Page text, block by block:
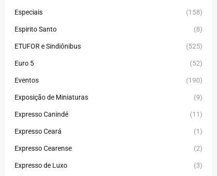
Especiais (158)
Espirito Santo (8)
ETUFOR e Sindiônibus (525)
Euro 5 (52)
Eventos (190)
Exposição de Miniaturas (9)
Expresso Canindé (11)
Expresso Ceará (1)
Expresso Cearense (2)
Expresso de Luxo (3)